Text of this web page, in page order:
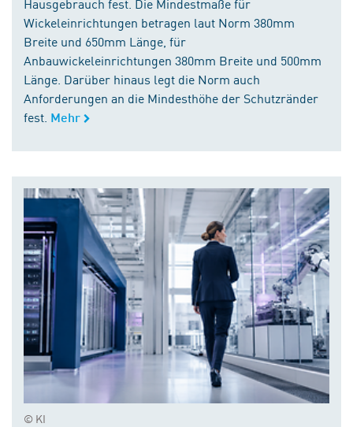
Wickeleinrichtungen betragen laut Norm 380mm
Breite und 650mm Länge, für
Anbauwickeleinrichtungen 380mm Breite und 500mm
Länge. Darüber hinaus legt die Norm auch
Anforderungen an die Mindesthöhe der Schutzränder
fest. Mehr
© KI